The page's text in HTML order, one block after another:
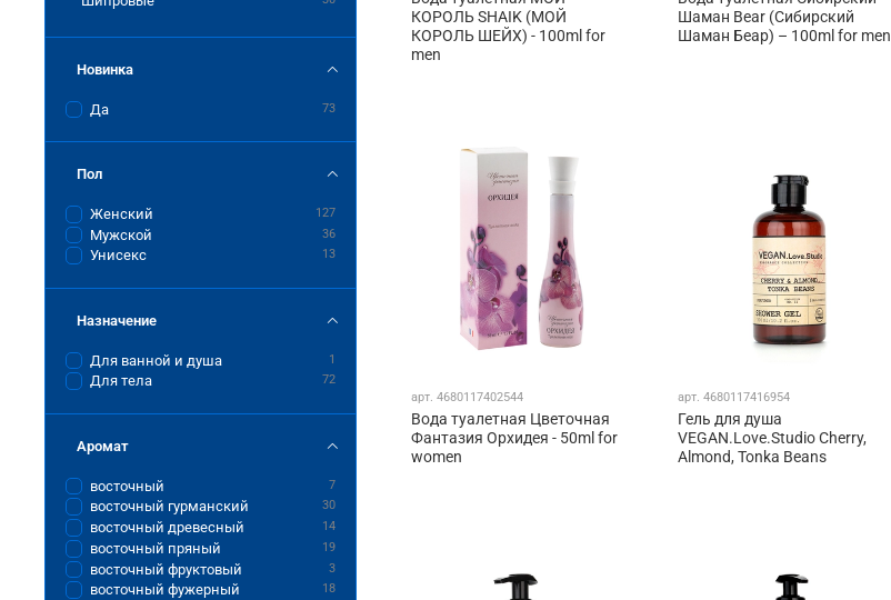
КОРОЛЬ SHAIK (МОЙ
КОРОЛЬ ШЕЙХ) - 100ml for
men
Шаман Bear (Сибирский
Шаман Беар) – 100ml for men
арт. 4680117402544
Вода туалетная Цветочная
Фантазия Орхидея - 50ml for
women
арт.4680117416954
Гель для душа
VEGAN.Love.Studio Cherry,
Almond, Tonka Beans
Новинка
Да 73
Пол
Женский 127
Мужской 36
Унисекс 13
Назначение
Для ванной и душа 1
Для тела 72
Аромат
восточный 7
восточный гурманский 30
восточный древесный 14
восточный пряный 19
восточный фруктовый 3
восточный фужерный 18